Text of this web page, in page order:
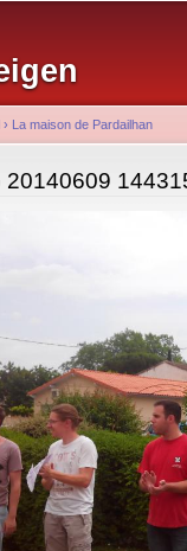
êtes ici
› La maison de Pardailhan
20140609